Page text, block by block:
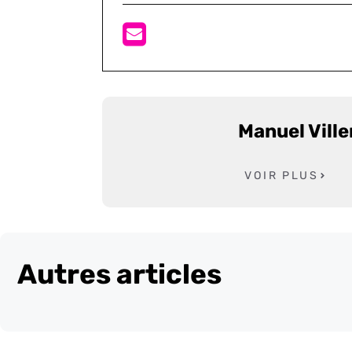
Manuel
VOIR PLUS
Autres articles